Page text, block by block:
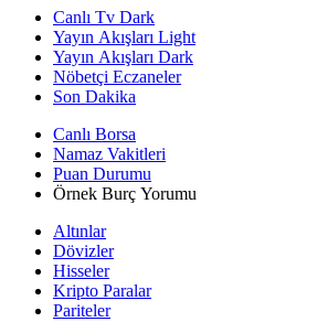
Canlı Tv Dark
Yayın Akışları Light
Yayın Akışları Dark
Nöbetçi Eczaneler
Son Dakika
Canlı Borsa
Namaz Vakitleri
Puan Durumu
Örnek Burç Yorumu
Altınlar
Dövizler
Hisseler
Kripto Paralar
Pariteler